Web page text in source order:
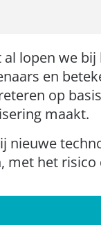
al lopen we
en
op
maakt.
nieuwe
, met het risico